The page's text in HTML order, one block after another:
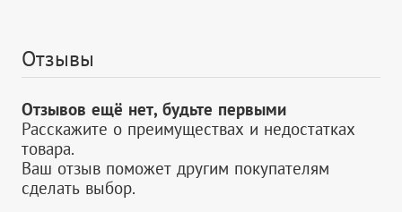
Отзывы
Отзывов ещё нет, будьте первыми
Расскажите о преимуществах и недостатках
товара.
Ваш отзыв поможет другим покупателям
сделать выбор.